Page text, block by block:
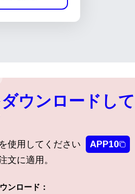
ウンロードして
使用してください
APP10
文に適用。
ンロード：